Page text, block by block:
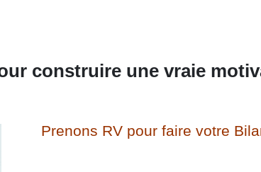
construire une vraie
Prenons RV pour faire votre